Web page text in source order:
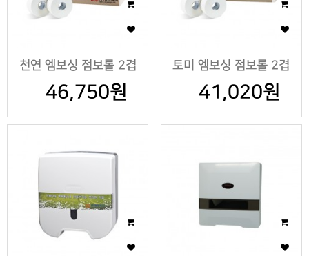
천연 엠보싱 점보롤 2겹
46,750원
토미 엠보싱 점보롤 2겹
41,020원